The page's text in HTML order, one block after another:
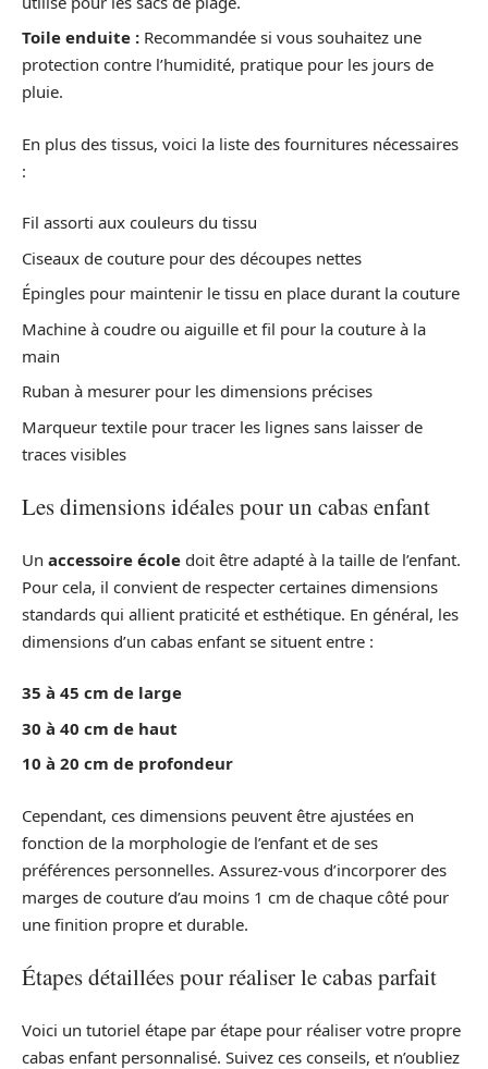
Toile enduite : Recommandée si vous souhaitez une
protection contre l’humidité, pratique pour les jours de
pluie.
En plus des tissus, voici la liste des fournitures nécessaires
:
Fil assorti aux couleurs du tissu
Ciseaux de couture pour des découpes nettes
Épingles pour maintenir le tissu en place durant la couture
Machine à coudre ou aiguille et fil pour la couture à la
main
Ruban à mesurer pour les dimensions précises
Marqueur textile pour tracer les lignes sans laisser de
traces visibles
Les dimensions idéales pour un cabas enfant
Un accessoire école doit être adapté à la taille de l’enfant.
Pour cela, il convient de respecter certaines dimensions
standards qui allient praticité et esthétique. En général, les
dimensions d’un cabas enfant se situent entre :
35 à 45 cm de large
30 à 40 cm de haut
10 à 20 cm de profondeur
Cependant, ces dimensions peuvent être ajustées en
fonction de la morphologie de l’enfant et de ses
préférences personnelles. Assurez-vous d’incorporer des
marges de couture d’au moins 1 cm de chaque côté pour
une finition propre et durable.
Étapes détaillées pour réaliser le cabas parfait
Voici un tutoriel étape par étape pour réaliser votre propre
cabas enfant personnalisé. Suivez ces conseils, et n’oubliez